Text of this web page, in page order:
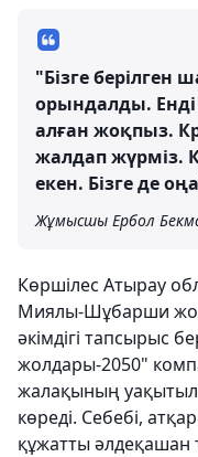
"Бізге берілген
орындалды.
алған жоқпыз.
жалдап жүрміз.
екен. Бізге де
Жұмысшы Ербол
Көршілес Атырау
Миялы-Шұбарши
әкімдігі тапсырыс
жолдары-2050"
жалақының
көреді. Себебі,
құжатты әлдеқашан